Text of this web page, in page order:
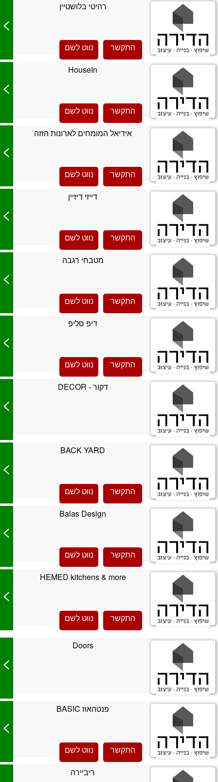
רהיטי בלושטיין
התקשר נווט לשם
>
HouseIn
התקשר נווט לשם
>
אידיאל המומחים לארונות הזזה
התקשר נווט לשם
>
דייזי דיזיין
התקשר נווט לשם
>
מטבחי רגבה
התקשר נווט לשם
>
דיפ סליפ
התקשר נווט לשם
>
דקור - DECOR
>
BACK YARD
התקשר נווט לשם
>
Balas Design
התקשר נווט לשם
>
HEMED kitchens & more
התקשר נווט לשם
>
Doors
>
פנטהאוז BASIC
התקשר נווט לשם
>
ריביירה